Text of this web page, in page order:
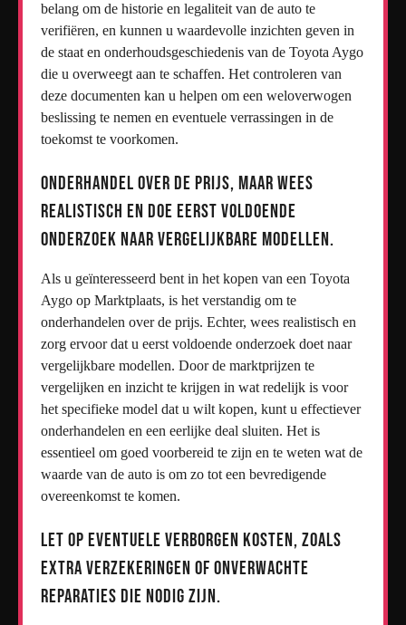
belang om de historie en legaliteit van de auto te
verifiëren, en kunnen u waardevolle inzichten geven in
de staat en onderhoudsgeschiedenis van de Toyota Aygo
die u overweegt aan te schaffen. Het controleren van
deze documenten kan u helpen om een weloverwogen
beslissing te nemen en eventuele verrassingen in de
toekomst te voorkomen.
Onderhandel over de prijs, maar wees
realistisch en doe eerst voldoende
onderzoek naar vergelijkbare modellen.
Als u geïnteresseerd bent in het kopen van een Toyota
Aygo op Marktplaats, is het verstandig om te
onderhandelen over de prijs. Echter, wees realistisch en
zorg ervoor dat u eerst voldoende onderzoek doet naar
vergelijkbare modellen. Door de marktprijzen te
vergelijken en inzicht te krijgen in wat redelijk is voor
het specifieke model dat u wilt kopen, kunt u effectiever
onderhandelen en een eerlijke deal sluiten. Het is
essentieel om goed voorbereid te zijn en te weten wat de
waarde van de auto is om zo tot een bevredigende
overeenkomst te komen.
Let op eventuele verborgen kosten, zoals
extra verzekeringen of onverwachte
reparaties die nodig zijn.